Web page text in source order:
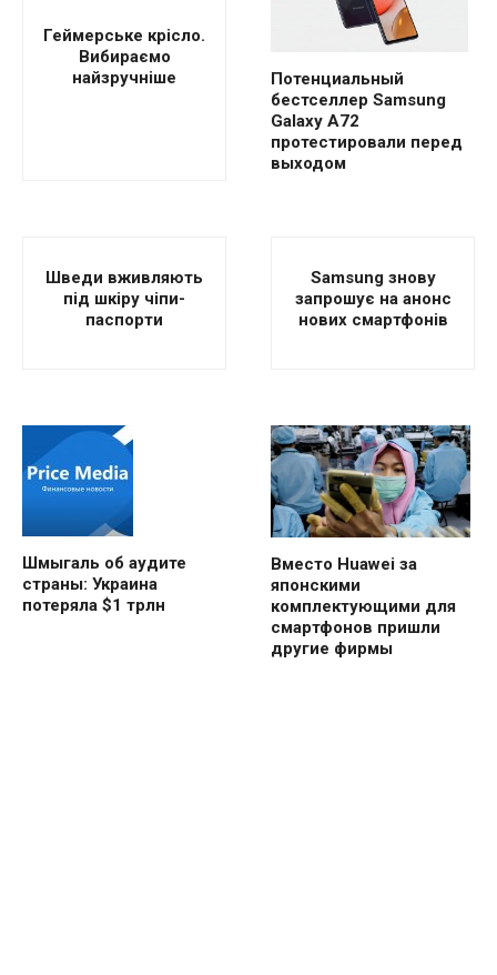
Геймерське крісло.
Вибираємо
найзручніше
Потенциальный
бестселлер Samsung
Galaxy A72
протестировали перед
выходом
Шведи вживляють
під шкіру чіпи-
паспорти
Samsung знову
запрошує на анонс
нових смартфонів
Шмыгаль об аудите
страны: Украина
потеряла $1 трлн
Вместо Huawei за
японскими
комплектующими для
смартфонов пришли
другие фирмы